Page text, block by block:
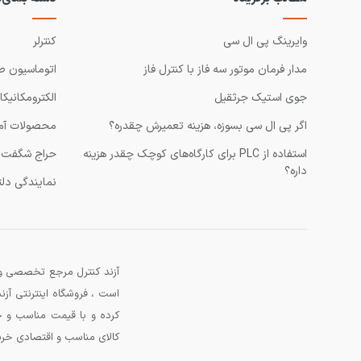
وایرینگ پی ال سی
مدار فرمان موتور سه فاز با کنترل فاز
جوی استیک جرثقیل
اگر پی ال سی بسوزه، هزینه تعمیرش چقدره؟
استفاده از PLC برای کارگاه‌های کوچک چقدر هزینه
داره؟
کنترلر
اتوماسیون
محصولات
حراج شگفت
نمایندگی
آزند کنترل مرجع تخصصی
است ، فروشگاه اینترنتی
کرده و با قیمت مناسب و
کالای مناسب و اقتصادی